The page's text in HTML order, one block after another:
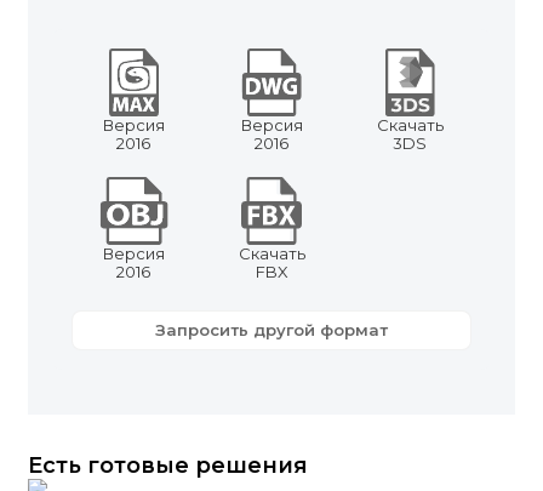
Версия
2016
Версия
2016
Скачать
3DS
Версия
2016
Скачать
FBX
Запросить другой формат
Есть готовые решения